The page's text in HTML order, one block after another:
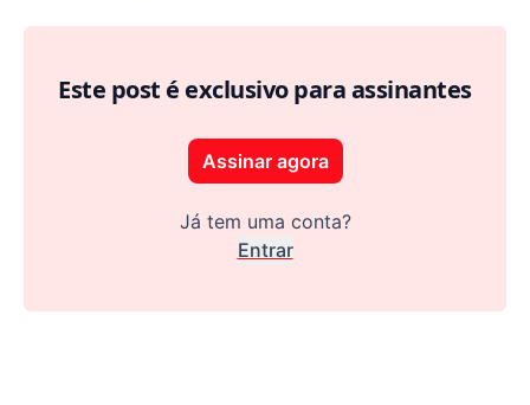
Este post é exclusivo para assinantes
Assinar agora
Já tem uma conta?
Entrar